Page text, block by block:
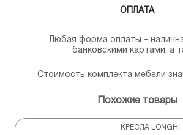
ОПЛАТА
Любая форма оплаты –
банковскими картами, а
Стоимость комплекта мебели
Похожие товары
КРЕСЛА LONGHI